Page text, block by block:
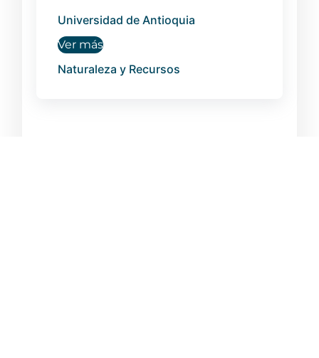
Universidad de Antioquia
Ver más
Naturaleza y Recursos